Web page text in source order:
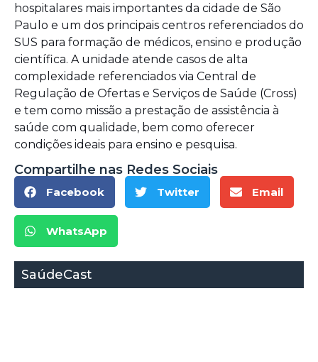
hospitalares mais importantes da cidade de São
Paulo e um dos principais centros referenciados do
SUS para formação de médicos, ensino e produção
científica. A unidade atende casos de alta
complexidade referenciados via Central de
Regulação de Ofertas e Serviços de Saúde (Cross)
e tem como missão a prestação de assistência à
saúde com qualidade, bem como oferecer
condições ideais para ensino e pesquisa.
Compartilhe nas Redes Sociais
Facebook Twitter Email
WhatsApp
SaúdeCast